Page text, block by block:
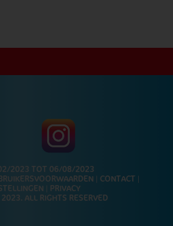
2023 TOT 06/08/2023
CONTACT
PRIVACY
ALL RIGHTS RESERVED